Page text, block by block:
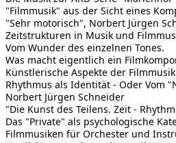
"Filmmusik" aus der Sicht eines
"Sehr motorisch", Norbert Jürgen
Zeitstrukturen in Musik und
Vom Wunder des einzelnen Tones.
Was macht eigentlich ein
Künstlerische Aspekte der Filmmusik
Rhythmus als Identität - Oder Vom
Norbert Jürgen Schneider
"Die Kunst des Teilens. Zeit -
Das "Private" als psychologische
Filmmusiken für Orchester und